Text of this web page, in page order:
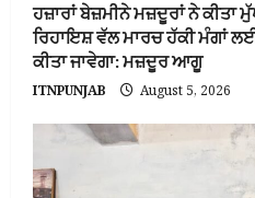
ਹਜ਼ਾਰਾਂ ਬੇਜ਼ਮੀਨੇ ਮਜ਼ਦੂਰਾਂ ਨੇ ਕੀਤਾ
ਰਿਹਾਇਸ਼ ਵੱਲ ਮਾਰਚ ਹੱਕੀ ਮੰਗਾਂ
ਕੀਤਾ ਜਾਵੇਗਾ: ਮਜ਼ਦੂਰ ਆਗੂ
ITNPUNJAB August 5, 2026